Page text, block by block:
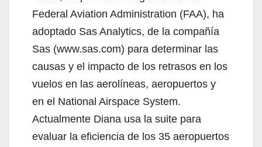
Federal Aviation Administration (FAA), ha
adoptado Sas Analytics, de la compañía
Sas (www.sas.com) para determinar las
causas y el impacto de los retrasos en los
vuelos en las aerolíneas, aeropuertos y
en el National Airspace System.
Actualmente Diana usa la suite para
evaluar la eficiencia de los 35 aeropuertos